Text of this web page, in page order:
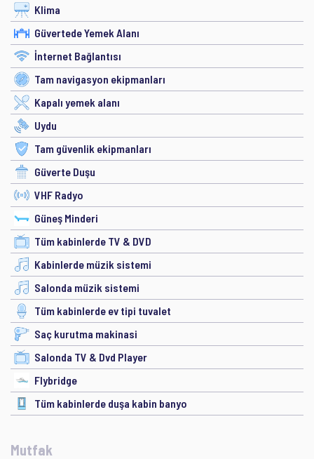
Klima
Güvertede Yemek Alanı
İnternet Bağlantısı
Tam navigasyon ekipmanları
Kapalı yemek alanı
Uydu
Tam güvenlik ekipmanları
Güverte Duşu
VHF Radyo
Güneş Minderi
Tüm kabinlerde TV & DVD
Kabinlerde müzik sistemi
Salonda müzik sistemi
Tüm kabinlerde ev tipi tuvalet
Saç kurutma makinasi
Salonda TV & Dvd Player
Flybridge
Tüm kabinlerde duşa kabin banyo
Mutfak